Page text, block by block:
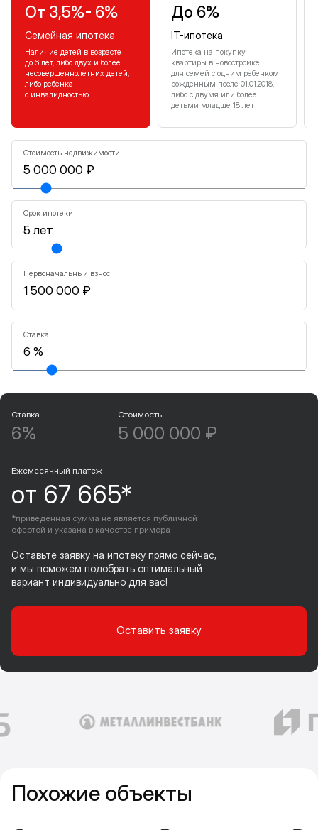
От 3,5%- 6%
Семейная ипотека
Наличие детей в возрасте
до 6 лет, либо двух и более
несовершеннолетних детей,
либо ребенка
с инвалидностью.
До 6%
IT-ипотека
Ипотека на покупку
квартиры в новостройке
для семей с одним ребенком
рожденным после 01.01.2018,
либо с двумя или более
детьми младше 18 лет
Стоимость недвижимости
Срок ипотеки
Первоначальный взнос
Ставка
Ставка
6%
Стоимость
5 000 000 ₽
Ежемесячный платеж
от 67 665*
*приведенная сумма не является публичной
офертой и указана в качестве примера
Оставьте заявку на ипотеку прямо сейчас,
и мы поможем подобрать оптимальный
вариант индивидуально для вас!
Оставить заявку
Похожие объекты